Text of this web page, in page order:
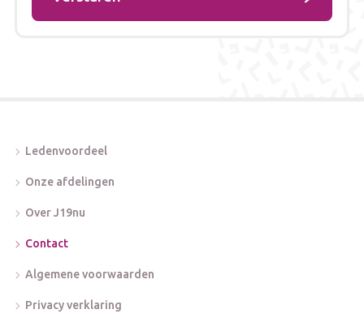
Ledenvoordeel
Onze afdelingen
Over J19nu
Contact
Algemene voorwaarden
Privacy verklaring